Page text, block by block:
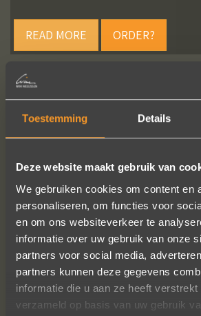
Toestemming Details
Deze website maakt gebruik van
We gebruiken cookies om content en
personaliseren, om functies voor
en om ons websiteverkeer te
informatie over uw gebruik van onze
partners voor social media,
partners kunnen deze gegevens
informatie die u aan ze heeft verstrekt
verzameld op basis van uw gebruik
READ MORE ORDER?
FOLLOW US ON SOCIAL
Wat een prachtige
professioneel team,
warm onthaal, verzorgde
punctueel in het uitvoeren
bestelling, permanent